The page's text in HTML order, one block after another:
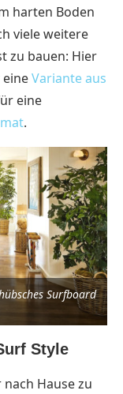
harten Boden
viele weitere
zu bauen: Hier
Variante aus
eine
.
Surfboard
Style
Hause zu